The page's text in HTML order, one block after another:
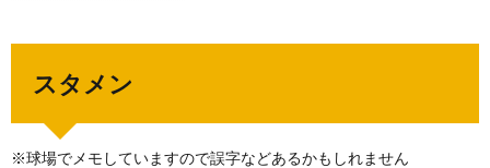
スタメン
※球場でメモしていますので誤字などあるかもしれません